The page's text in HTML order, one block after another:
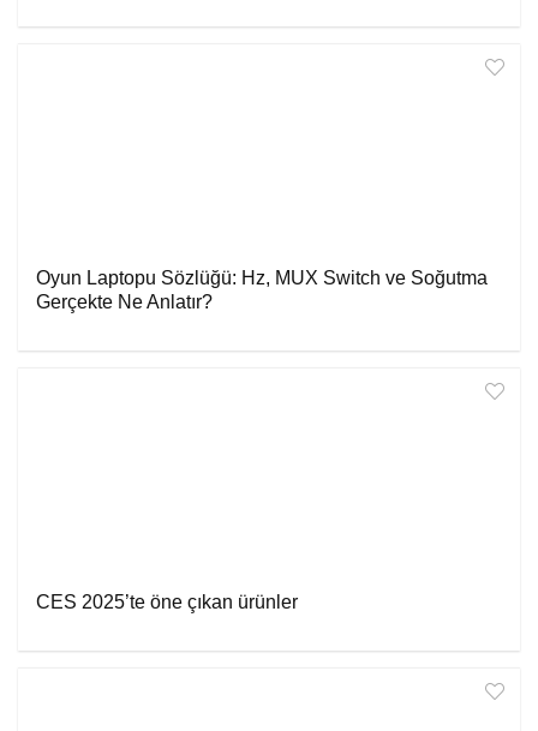
Oyun Laptopu Sözlüğü: Hz, MUX Switch ve Soğutma
Gerçekte Ne Anlatır?
CES 2025’te öne çıkan ürünler